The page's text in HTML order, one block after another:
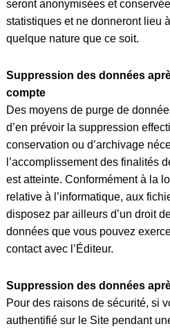
seront anonymisées et
statistiques et ne donneront lieu
quelque nature que ce soit.
Suppression des données
compte
Des moyens de purge de
d’en prévoir la suppression
conservation ou d’archivage
l’accomplissement des finalités
est atteinte. Conformément à la
relative à l’informatique, aux
disposez par ailleurs d’un droit
données que vous pouvez
contact avec l’Éditeur.
Suppression des données
Pour des raisons de sécurité, si
authentifié sur le Site pendant